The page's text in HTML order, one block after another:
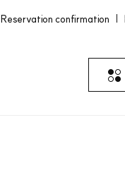
Reservation confirmation